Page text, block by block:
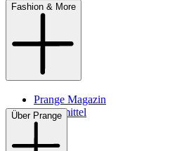
Fashion & More
Prange Magazin
Pflegemittel
Über Prange